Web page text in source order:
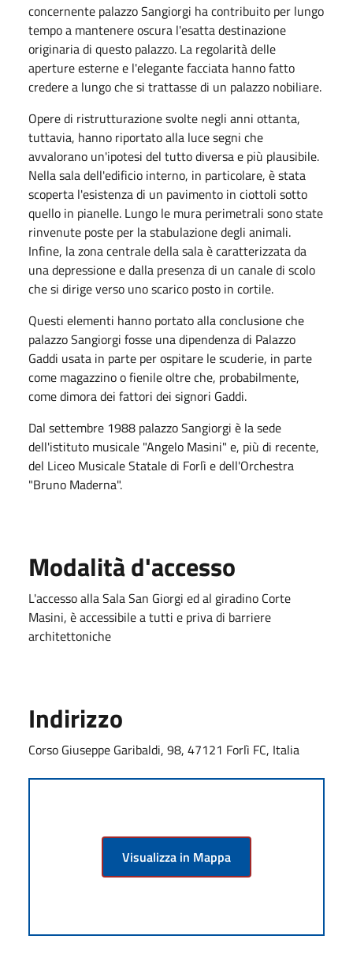
concernente palazzo Sangiorgi ha contribuito per lungo
tempo a mantenere oscura l'esatta destinazione
originaria di questo palazzo. La regolarità delle
aperture esterne e l'elegante facciata hanno fatto
credere a lungo che si trattasse di un palazzo nobiliare.
Opere di ristrutturazione svolte negli anni ottanta,
tuttavia, hanno riportato alla luce segni che
avvalorano un'ipotesi del tutto diversa e più plausibile.
Nella sala dell'edificio interno, in particolare, è stata
scoperta l'esistenza di un pavimento in ciottoli sotto
quello in pianelle. Lungo le mura perimetrali sono state
rinvenute poste per la stabulazione degli animali.
Infine, la zona centrale della sala è caratterizzata da
una depressione e dalla presenza di un canale di scolo
che si dirige verso uno scarico posto in cortile.
Questi elementi hanno portato alla conclusione che
palazzo Sangiorgi fosse una dipendenza di Palazzo
Gaddi usata in parte per ospitare le scuderie, in parte
come magazzino o fienile oltre che, probabilmente,
come dimora dei fattori dei signori Gaddi.
Dal settembre 1988 palazzo Sangiorgi è la sede
dell'istituto musicale "Angelo Masini" e, più di recente,
del Liceo Musicale Statale di Forlì e dell'Orchestra
"Bruno Maderna".
Modalità d'accesso
L'accesso alla Sala San Giorgi ed al giradino Corte
Masini, è accessibile a tutti e priva di barriere
architettoniche
Indirizzo
Corso Giuseppe Garibaldi, 98, 47121 Forlì FC, Italia
Visualizza in Mappa